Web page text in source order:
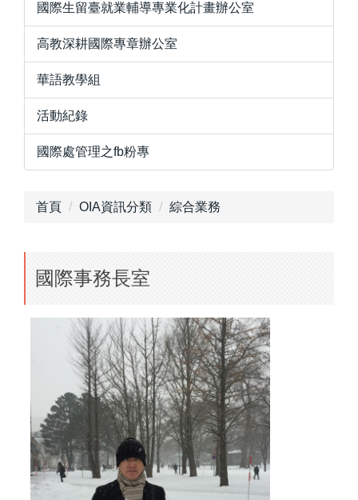
國際生留臺就業輔導專業化計畫辦公室
高教深耕國際專章辦公室
華語教學組
活動紀錄
國際處管理之fb粉專
首頁 OIA資訊分類 綜合業務
國際事務長室